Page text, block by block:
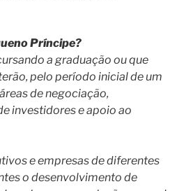
Príncipe?
a graduação ou que
pelo período inicial de um
de negociação,
investidores e apoio ao
e empresas de diferentes
o desenvolvimento de